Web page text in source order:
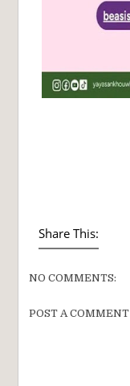
Share This:
NO COMMENTS:
POST A COMMENT